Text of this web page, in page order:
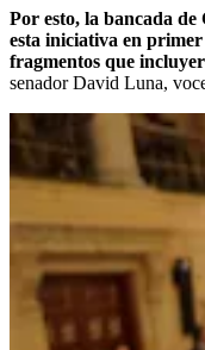
Por esto, la bancada
esta iniciativa en primer
fragmentos que
senador David Luna,